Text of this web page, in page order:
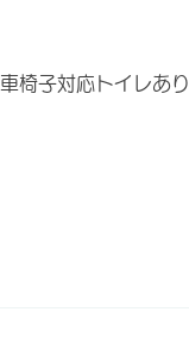
車椅子対応トイレあり